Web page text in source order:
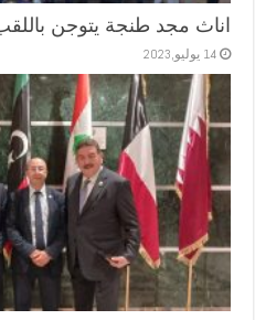
اناث مجد طنجة يتوجن
14 يوليو,2023